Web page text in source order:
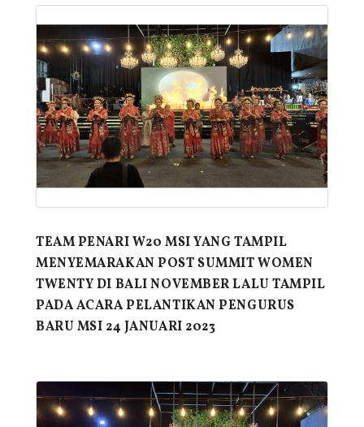
TEAM PENARI W20 MSI YANG TAMPIL
MENYEMARAKAN POST SUMMIT WOMEN
TWENTY DI BALI NOVEMBER LALU TAMPIL
PADA ACARA PELANTIKAN PENGURUS
BARU MSI 24 JANUARI 2023